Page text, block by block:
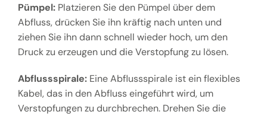
Pümpel:Platzieren Sie den Pümpel über dem
Abfluss, drücken Sie ihn kräftig nach unten und
ziehen Sie ihn dann schnell wieder hoch, um den
Druck zu erzeugen und die Verstopfung zu lösen.
Abflussspirale:Eine Abflussspirale ist ein flexibles
Kabel, das in den Abfluss eingeführt wird, um
Verstopfungen zu durchbrechen. Drehen Sie die